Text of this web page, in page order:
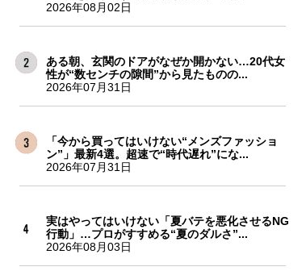
2026年08月02日
ある朝、玄関のドアがなぜか開かない…20代女
性が“数センチの隙間”から見たものの...
2026年07月31日
「今から買ってはいけない“メンズファッショ
ン”」最新4選。超速で“時代遅れ”にな...
2026年07月31日
実はやってはいけない「夏バテを悪化させるNG
行動」…プロがすすめる“夏のダルさ”...
2026年08月03日